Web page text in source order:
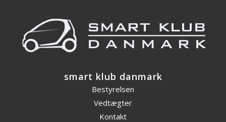
smart klub danmark
Bestyrelsen
Vedtægter
Kontakt